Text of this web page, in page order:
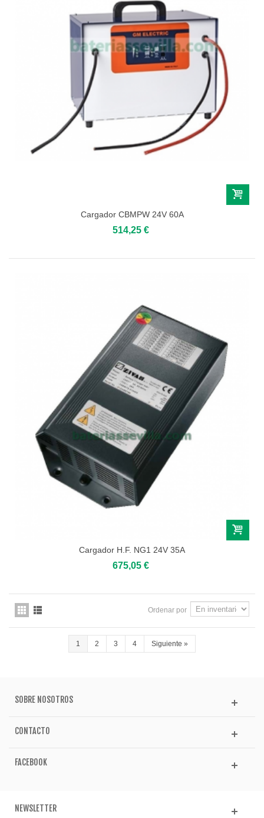
Cargador CBMPW 24V 60A
514,25 €
Cargador H.F. NG1 24V 35A
675,05 €
Ordenar por
1 2 3 4 Siguiente »
SOBRE NOSOTROS
CONTACTO
FACEBOOK
NEWSLETTER